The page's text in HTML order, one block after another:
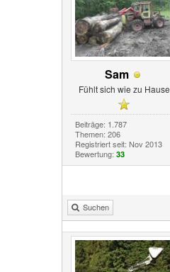
Sam
Fühlt sich wie zu Hause
Beiträge: 1.787
Themen: 206
Registriert seit: Nov 2013
Bewertung: 33
Suchen